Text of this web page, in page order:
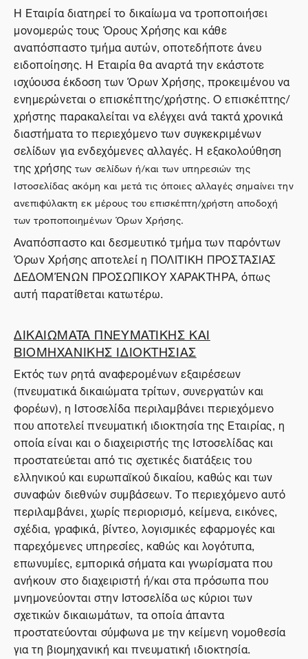
Η Εταιρία διατηρεί το δικαίωμα να τροποποιήσει
μονομερώς τους Όρους Χρήσης και κάθε
αναπόσπαστο τμήμα αυτών, οποτεδήποτε άνευ
ειδοποίησης. Η Εταιρία θα αναρτά την εκάστοτε
ισχύουσα έκδοση των Όρων Χρήσης, προκειμένου να
ενημερώνεται ο επισκέπτης/χρήστης. Ο επισκέπτης/
χρήστης παρακαλείται να ελέγχει ανά τακτά χρονικά
διαστήματα το περιεχόμενο των συγκεκριμένων
σελίδων για ενδεχόμενες αλλαγές. Η εξακολούθηση
της χρήσηςτων σελίδων ή/και των υπηρεσιών της
Ιστοσελίδας ακόμη και μετά τις όποιες αλλαγές σημαίνει την
ανεπιφύλακτη εκ μέρους του επισκέπτη/χρήστη αποδοχή
των τροποποιημένων Όρων Χρήσης.
Αναπόσπαστο και δεσμευτικό τμήμα των παρόντων
Όρων Χρήσης αποτελεί η ΠΟΛΙΤΙΚΗ ΠΡΟΣΤΑΣΙΑΣ
ΔΕΔΟΜΈΝΩΝ ΠΡΟΣΩΠΙΚΟΥ ΧΑΡΑΚΤΗΡΑ, όπως
αυτή παρατίθεται κατωτέρω.
ΔΙΚΑΙΩΜΑΤΑ ΠΝΕΥΜΑΤΙΚΗΣ ΚΑΙ
ΒΙΟΜΗΧΑΝΙΚΗΣ ΙΔΙΟΚΤΗΣΙΑΣ
Εκτός των ρητά αναφερομένων εξαιρέσεων
(πνευματικά δικαιώματα τρίτων, συνεργατών και
φορέων), η Ιστοσελίδα περιλαμβάνει περιεχόμενο
που αποτελεί πνευματική ιδιοκτησία της Εταιρίας, η
οποία είναι και ο διαχειριστής της Ιστοσελίδας και
προστατεύεται από τις σχετικές διατάξεις του
ελληνικού και ευρωπαϊκού δικαίου, καθώς και των
συναφών διεθνών συμβάσεων. Το περιεχόμενο αυτό
περιλαμβάνει, χωρίς περιορισμό, κείμενα, εικόνες,
σχέδια, γραφικά, βίντεο, λογισμικές εφαρμογές και
παρεχόμενες υπηρεσίες, καθώς και λογότυπα,
επωνυμίες, εμπορικά σήματα και γνωρίσματα που
ανήκουν στο διαχειριστή ή/και στα πρόσωπα που
μνημονεύονται στην Ιστοσελίδα ως κύριοι των
σχετικών δικαιωμάτων, τα οποία άπαντα
προστατεύονται σύμφωνα με την κείμενη νομοθεσία
για τη βιομηχανική και πνευματική ιδιοκτησία.